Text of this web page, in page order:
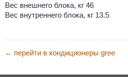
Вес внешнего блока, кг 46
Вес внутреннего блока, кг 13.5
← перейти в кондиционеры gree